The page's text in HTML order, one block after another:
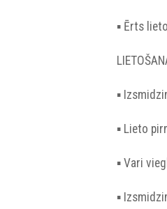
▪︎ Ērts
▪︎
▪︎ Lieto
▪︎ Vari
▪︎